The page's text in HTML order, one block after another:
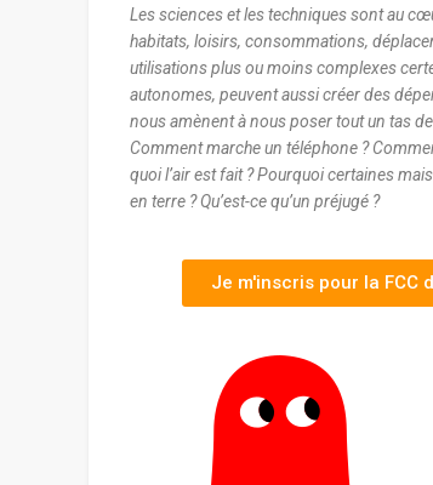
Les sciences et les techniques sont au
habitats, loisirs, consommations,
utilisations plus ou moins complexes
autonomes, peuvent aussi créer des
nous amènent à nous poser tout un tas
Comment marche un téléphone ?
quoi l’air est fait ? Pourquoi certaines
en terre ? Qu’est-ce qu’un préjugé ?
Je m'inscris pour la FCC